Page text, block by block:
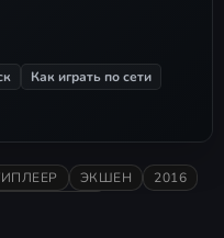
Как играть по сети
ЭКШЕН
2016